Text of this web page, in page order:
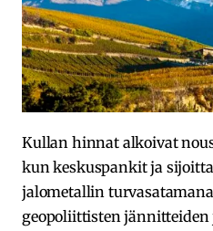
Kullan hinnat alkoivat
kun keskuspankit ja
jalometallin
geopoliittisten